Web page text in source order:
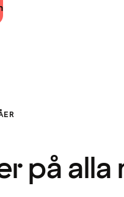
på alla